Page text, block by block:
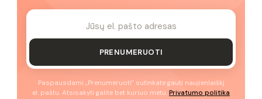
PRENUMERUOTI
Paspausdami „Prenumeruoti" sutinkate gauti naujienlaiškį
el. paštu. Atsisakyti galite bet kuriuo metu. Privatumo politika